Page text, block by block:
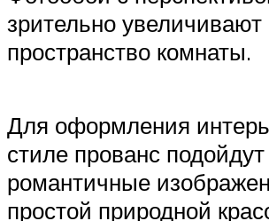
зрительно увеличивают
пространство комнаты.
Для оформления
стиле прованс подойдут
романтичные
простой природной